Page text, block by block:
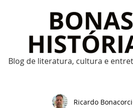
Blog de literatura, cultura e
Ricardo Bonacorci